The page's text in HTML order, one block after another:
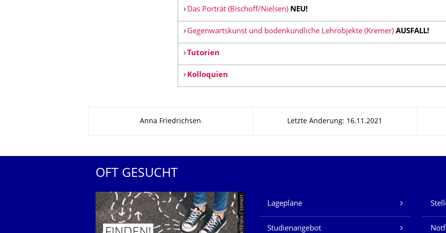
Das Porträt (Bischoff/Nielsen) NEU!
Gegenwartskunst und bodenkundliche Lehrobjekte (Kremer) AUSFALL!
Tutorien
Kolloquien
Anna Friedrichsen Letzte Änderung: 16.11.2021
OFT GESUCHT
© Smarterpix / tomert Unsere Dienste
Lagepläne
Studienangebot